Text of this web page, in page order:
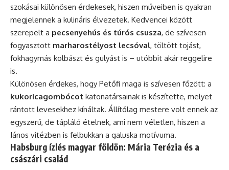
szokásai különösen érdekesek, hiszen műveiben is gyakran
megjelennek a kulináris élvezetek. Kedvencei között
szerepelt a pecsenyehús és túrós csusza, de szívesen
fogyasztott marharostélyost lecsóval, töltött tojást,
fokhagymás kolbászt és gulyást is – utóbbit akár reggelire
is.
Különösen érdekes, hogy Petőfi maga is szívesen főzött: a
kukoricagombócot katonatársainak is készítette, melyet
rántott levesekhez kínáltak. Állítólag mestere volt ennek az
egyszerű, de tápláló ételnek, ami nem véletlen, hiszen a
János vitézben is felbukkan a galuska motívuma.
Habsburg ízlés magyar földön: Mária Terézia és a
császári család